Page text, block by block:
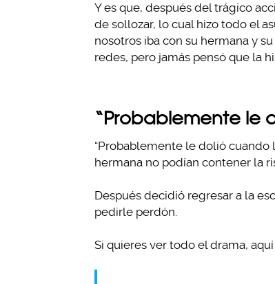
Y es que, después del trágico
de sollozar, lo cual hizo todo el
nosotros iba con su hermana y
redes, pero jamás pensó que la
“Probablemente le
“Probablemente le dolió cuando
hermana no podían contener la
Después decidió regresar a la
pedirle perdón.
Si quieres ver todo el drama,